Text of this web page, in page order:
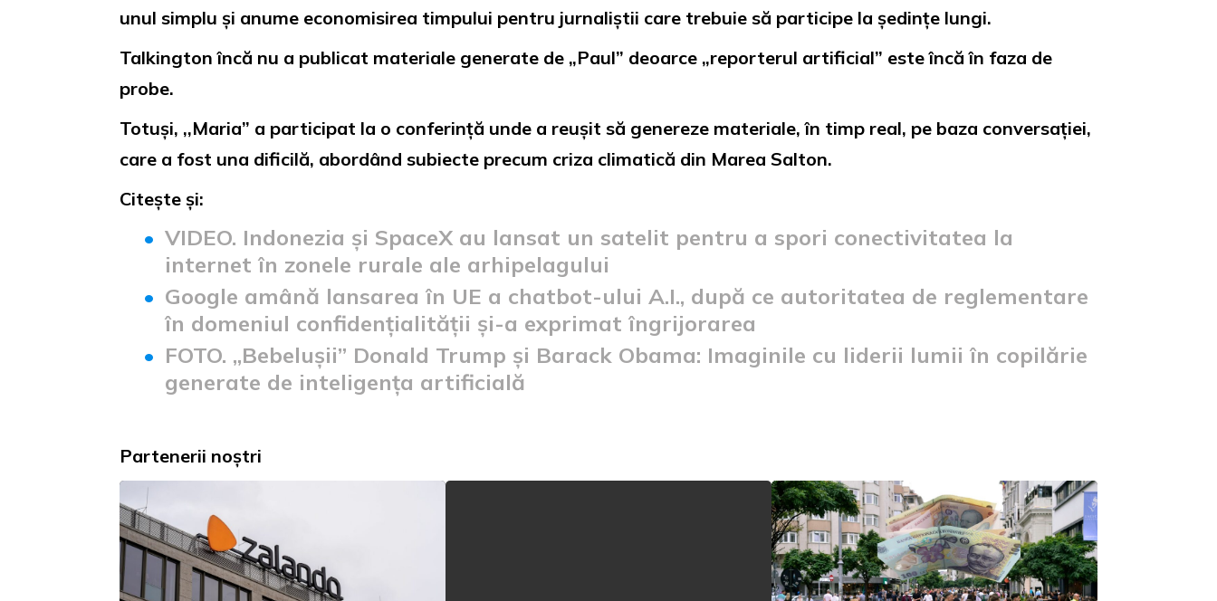
unul simplu și anume economisirea timpului pentru jurnaliștii care trebuie să participe la ședințe lungi.
Talkington încă nu a publicat materiale generate de „Paul” deoarce „reporterul artificial” este încă în faza de
probe.
Totuși, ,,Maria” a participat la o conferință unde a reușit să genereze materiale, în timp real, pe baza conversației,
care a fost una dificilă, abordând subiecte precum criza climatică din Marea Salton.
Citește și:
VIDEO. Indonezia și SpaceX au lansat un satelit pentru a spori conectivitatea la
internet în zonele rurale ale arhipelagului
Google amână lansarea în UE a chatbot-ului A.I., după ce autoritatea de reglementare
în domeniul confidențialității și-a exprimat îngrijorarea
FOTO. „Bebelușii” Donald Trump și Barack Obama: Imaginile cu liderii lumii în copilărie
generate de inteligența artificială
Partenerii noștri